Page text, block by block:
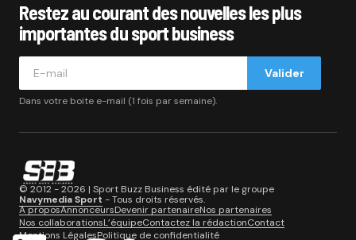
Restez au courant des nouvelles les plus
importantes du sport business
Valider
Dans votre boite e-mail (1 fois par semaine).
© 2012 - 2026 | Sport Buzz Business édité par le groupe
Navymedia Sport - Tous droits réservés.
A proposAnnonceursDevenir partenaireNos partenaires
Nos collaborationsL’équipeContactez la rédactionContact
Mentions LégalesPolitique de confidentialité